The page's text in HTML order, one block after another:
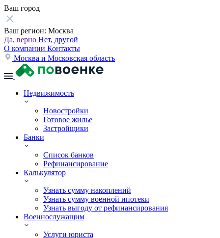
Ваш город
Ваш регион: Москва
Да, верно Нет, другой
О компании Контакты
Москва и Московская область
Недвижимость
Новостройки
Готовое жилье
Застройщики
Банки
Список банков
Рефинансирование
Калькулятор
Узнать сумму накоплений
Узнать сумму военной ипотеки
Узнать выгоду от рефинансирования
Военнослужащим
Услуги юриста